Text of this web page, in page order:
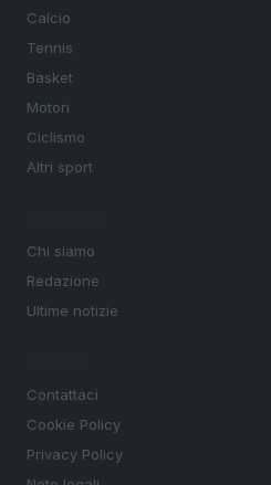
Calcio
Tennis
Basket
Motori
Ciclismo
Altri sport
Chi siamo
Redazione
Ultime notizie
Contattaci
Cookie Policy
Privacy Policy